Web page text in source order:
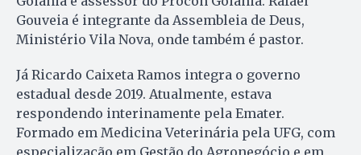
Gouveia é integrante da Assembleia de Deus,
Ministério Vila Nova, onde também é pastor.
Já Ricardo Caixeta Ramos integra o governo
estadual desde 2019. Atualmente, estava
respondendo interinamente pela Emater.
Formado em Medicina Veterinária pela UFG, com